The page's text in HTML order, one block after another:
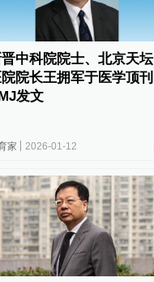
中科院院士、北京天坛
院院长王拥军于医学顶刊
发文
家 2026-01-12